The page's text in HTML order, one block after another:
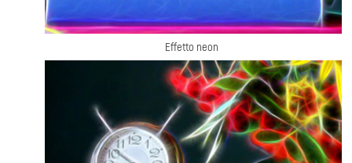
Effetto neon